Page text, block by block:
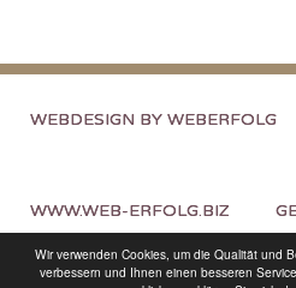
Wir verwenden Cookies, um die Qualität und
verbessern und Ihnen einen besseren
WEBDESIGN BY WEBERFOLG
WWW.WEB-ERFOLG.BIZ